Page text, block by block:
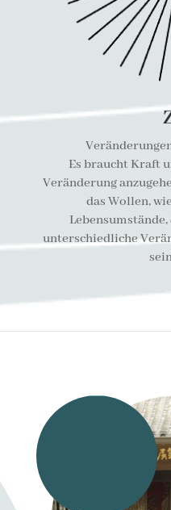
Es braucht Kraft
Veränderung
das Wollen,
unterschiedliche